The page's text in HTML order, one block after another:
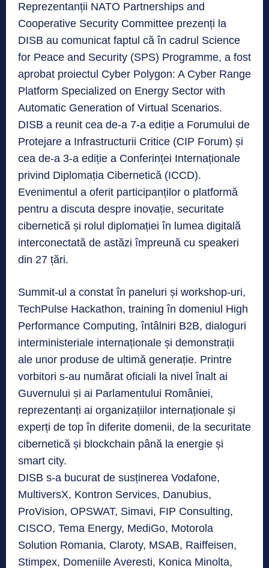
Reprezentanții NATO Partnerships and
Cooperative Security Committee prezenți la
DISB au comunicat faptul că în cadrul Science
for Peace and Security (SPS) Programme, a fost
aprobat proiectul Cyber Polygon: A Cyber Range
Platform Specialized on Energy Sector with
Automatic Generation of Virtual Scenarios.
DISB a reunit cea de-a 7-a ediție a Forumului de
Protejare a Infrastructurii Critice (CIP Forum) și
cea de-a 3-a ediție a Conferinței Internaționale
privind Diplomația Cibernetică (ICCD).
Evenimentul a oferit participanților o platformă
pentru a discuta despre inovație, securitate
cibernetică și rolul diplomației în lumea digitală
interconectată de astăzi împreună cu speakeri
din 27 țări.
Summit-ul a constat în paneluri și workshop-uri,
TechPulse Hackathon, training în domeniul High
Performance Computing, întâlniri B2B, dialoguri
interministeriale internaționale și demonstrații
ale unor produse de ultimă generație. Printre
vorbitori s-au numărat oficiali la nivel înalt ai
Guvernului și ai Parlamentului României,
reprezentanți ai organizațiilor internaționale și
experți de top în diferite domenii, de la securitate
cibernetică și blockchain până la energie și
smart city.
DISB s-a bucurat de susținerea Vodafone,
MultiversX, Kontron Services, Danubius,
ProVision, OPSWAT, Simavi, FIP Consulting,
CISCO, Tema Energy, MediGo, Motorola
Solution Romania, Claroty, MSAB, Raiffeisen,
Stimpex, Domeniile Averesti, Konica Minolta,